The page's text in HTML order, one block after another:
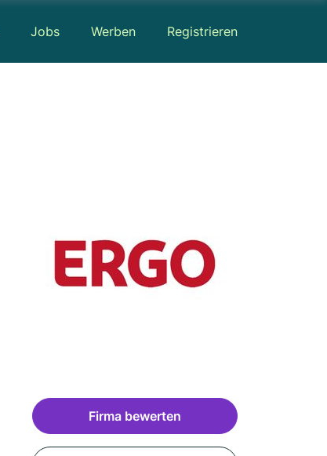
Jobs Werben Registrieren
Firma bewerten